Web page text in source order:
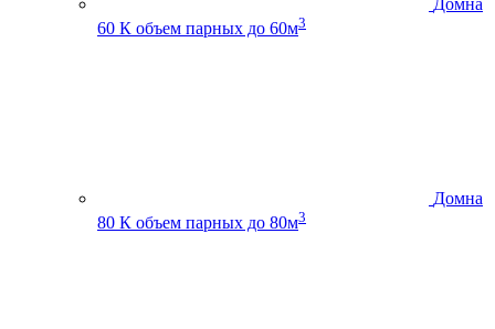
60 К объем парных до 60м3
Домна
80 К объем парных до 80м3